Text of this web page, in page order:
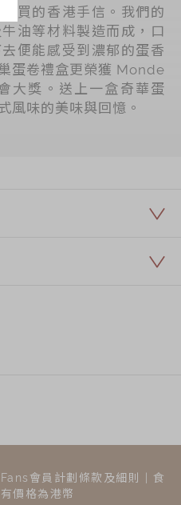
買的香港手信。我們的
油等材料製造而成，口
便能感受到濃郁的蛋香
蛋卷禮盒更榮獲 Monde
大獎。送上一盒奇華蛋
風味的美味與回憶。
會員計劃條款及細則 | 食
價格為港幣